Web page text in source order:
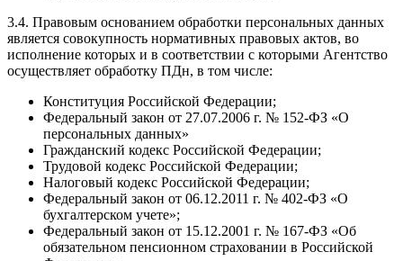
3.4. Правовым основанием обработки персональных данных
является совокупность нормативных правовых актов, во
исполнение которых и в соответствии с которыми Агентство
осуществляет обработку ПДн, в том числе:
Конституция Российской Федерации;
Федеральный закон от 27.07.2006 г. № 152-ФЗ «О
персональных данных»
Гражданский кодекс Российской Федерации;
Трудовой кодекс Российской Федерации;
Налоговый кодекс Российской Федерации;
Федеральный закон от 06.12.2011 г. № 402-ФЗ «О
бухгалтерском учете»;
Федеральный закон от 15.12.2001 г. № 167-ФЗ «Об
обязательном пенсионном страховании в Российской